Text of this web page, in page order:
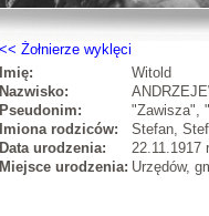
Żołnierze wyklęci
Imię:
Witold
Nazwisko:
Pseudonim:
"Zawisza",
Imiona rodziców:
Stefan,
Data urodzenia:
22.11.1917
Miejsce urodzenia: Urzędów,